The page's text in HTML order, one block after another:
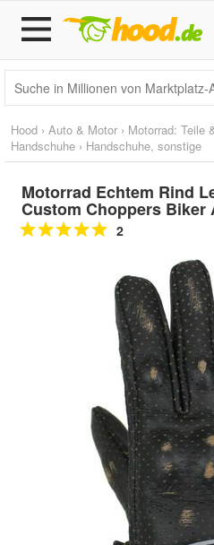
Hood › Auto & Motor › Motorrad: Teile
Handschuhe › Handschuhe, sonstige
Motorrad Echtem Rind
Custom Choppers Biker
2